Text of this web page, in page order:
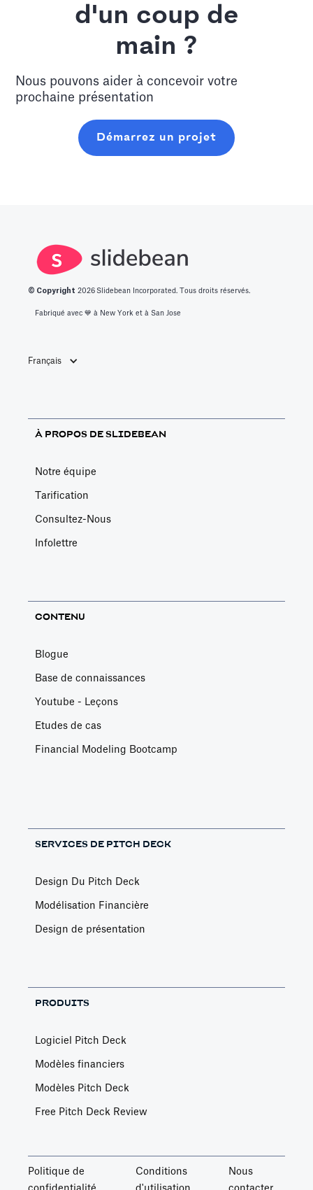
d'un coup de
main ?
Nous pouvons aider à concevoir votre
prochaine présentation
Démarrez un projet
© Copyright 2026 Slidebean Incorporated. Tous droits réservés.
Fabriqué avec 💙️ à New York et à San Jose
Français
À PROPOS DE SLIDEBEAN
Notre équipe
Tarification
Consultez-Nous
Infolettre
CONTENU
Blogue
Base de connaissances
Youtube - Leçons
Etudes de cas
Financial Modeling Bootcamp
SERVICES DE PITCH DECK
Design Du Pitch Deck
Modélisation Financière
Design de présentation
PRODUITS
Logiciel Pitch Deck
Modèles financiers
Modèles Pitch Deck
Free Pitch Deck Review
Politique de
Conditions
Nous